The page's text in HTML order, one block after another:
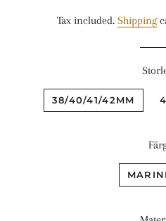
Tax included. Shipping
38/40/41/42MM